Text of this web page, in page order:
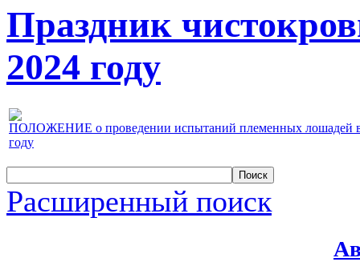
Праздник
2024 году
ПОЛОЖЕНИЕ о проведении испытаний племенных лошадей
году
Расширенный поиск